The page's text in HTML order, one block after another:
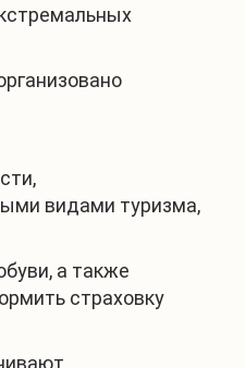
видами туризма,
а также
страховку